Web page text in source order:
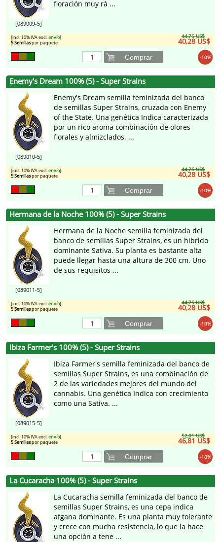
[089009-5]
floración muy rá ...
44,75 US$
40,28 US$
[incl. 10% IVA excl.envío]
5 Semillaspor paquete
-10%
Comprar
Enemy's Dream 100% (5) - Super Strains
[089010-5]
Enemy's Dream semilla feminizada del banco
de semillas Super Strains, cruzada con Enemy
of the State. Una genética Indica caracterizada
por un rico aroma combinación de olores
florales y almizclados. ...
44,75 US$
40,28 US$
[incl. 10% IVA excl.envío]
5 Semillaspor paquete
-10%
Comprar
Hermana de la Noche 100% (5) - Super Strains
[089011-5]
Hermana de la Noche semilla feminizada del
banco de semillas Super Strains, es un hibrido
dominante Sativa. Su planta es bastante alta
puede llegar hasta una altura de 300 cm. Uno
de sus requisitos ...
44,75 US$
40,28 US$
[incl. 10% IVA excl.envío]
5 Semillaspor paquete
-10%
Comprar
Ibiza Farmer's 100% (5) - Super Strains
[089015-5]
Ibiza Farmer's semilla feminizada del banco de
semillas Super Strains, es una combinación de
2 de las variedades mejores del mundo del
cannabis. Una genética Indica con crecimiento
como una Sativa. ...
52,01 US$
46,81 US$
[incl. 10% IVA excl.envío]
5 Semillaspor paquete
-10%
Comprar
La Cucaracha 100% (5) - Super Strains
La Cucaracha semilla feminizada del banco de
semillas Super Strains, es una cepa indica
afgana dominante. Es una planta muy tolerante
y crece con mucha resistencia, lo que la hace
una opción a tene ...